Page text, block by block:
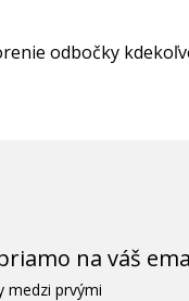
odbočky
na váš
medzi prvými